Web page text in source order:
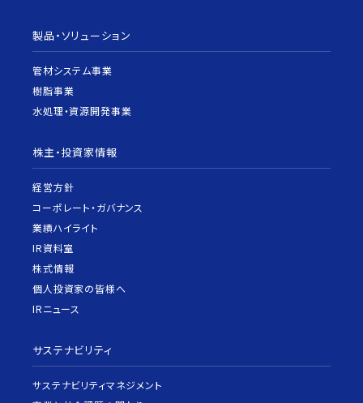
製品・ソリューション
管材システム事業
樹脂事業
水処理・資源開発事業
株主・投資家情報
経営方針
コーポレート・ガバナンス
業績ハイライト
IR資料室
株式情報
個人投資家の皆様へ
IRニュース
サステナビリティ
サステナビリティマネジメント